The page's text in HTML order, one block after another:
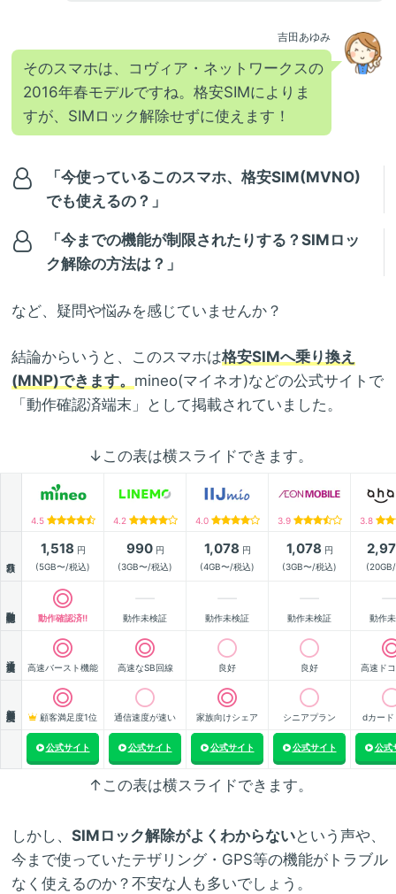
吉田あゆみ
そのスマホは、コヴィア・ネットワークスの
2016年春モデルですね。格安SIMによりま
すが、SIMロック解除せずに使えます！
「今使っているこのスマホ、格安SIM(MVNO)
でも使えるの？」
「今までの機能が制限されたりする？SIMロッ
ク解除の方法は？」
など、疑問や悩みを感じていませんか？
結論からいうと、このスマホは格安SIMへ乗り換え
(MNP)できます。 mineo(マイネオ)などの公式サイトで
「動作確認済端末」として掲載されていました。
↓この表は横スライドできます。
4.5 4.2 4.0 3.9 3.8
1,518 円
(5GB〜/税込)
990円
(3GB〜/税込)
1,078 円
(4GB〜/税込)
1,078 円
(3GB〜/税込)
動作確認済!! 動作未検証 動作未検証 動作未検証 動作
高速バースト機能 高速なSB回線 良好 良好 高速ド
顧客満足度1位 通信速度が速い 家族向けシェア シニアプラン dカード
公式サイト 公式サイト 公式サイト 公式サイト 公式
↑この表は横スライドできます。
しかし、 SIMロック解除がよくわからないという声や、
今まで使っていたテザリング・GPS等の機能がトラブル
なく使えるのか？不安な人も多いでしょう。